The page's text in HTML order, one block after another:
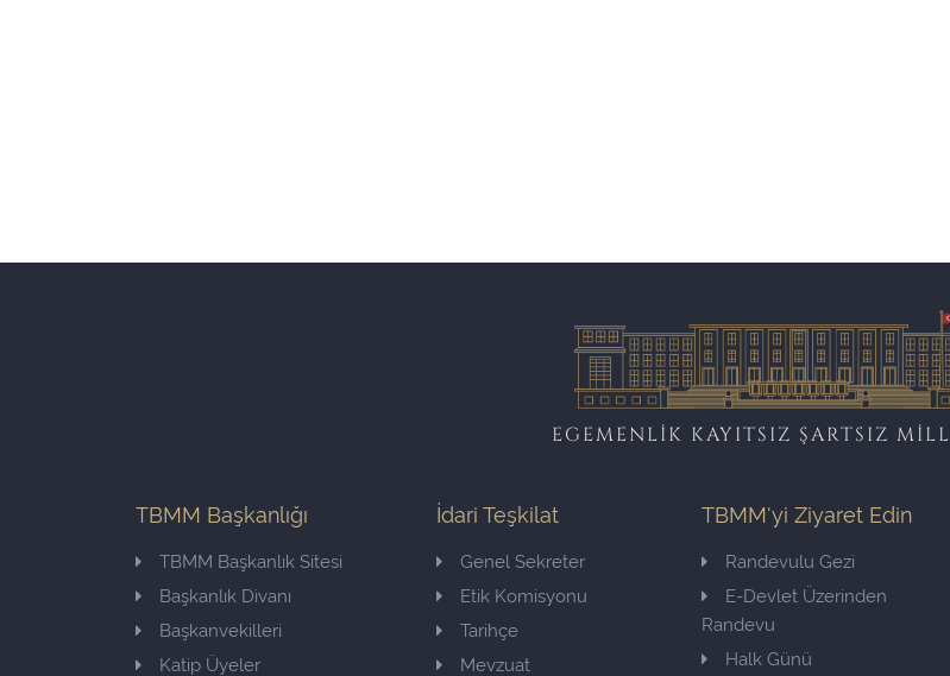
EGEMENLİK KAYITSIZ ŞARTSIZ
TBMM Başkanlığı
TBMM Başkanlık Sitesi
Başkanlık Divanı
Başkanvekilleri
Katip Üyeler
İdari Teşkilat
Genel Sekreter
Etik Komisyonu
Tarihçe
Mevzuat
TBMM'yi Ziyaret Edin
Randevulu Gezi
E-Devlet Üzerinden
Randevu
Halk Günü